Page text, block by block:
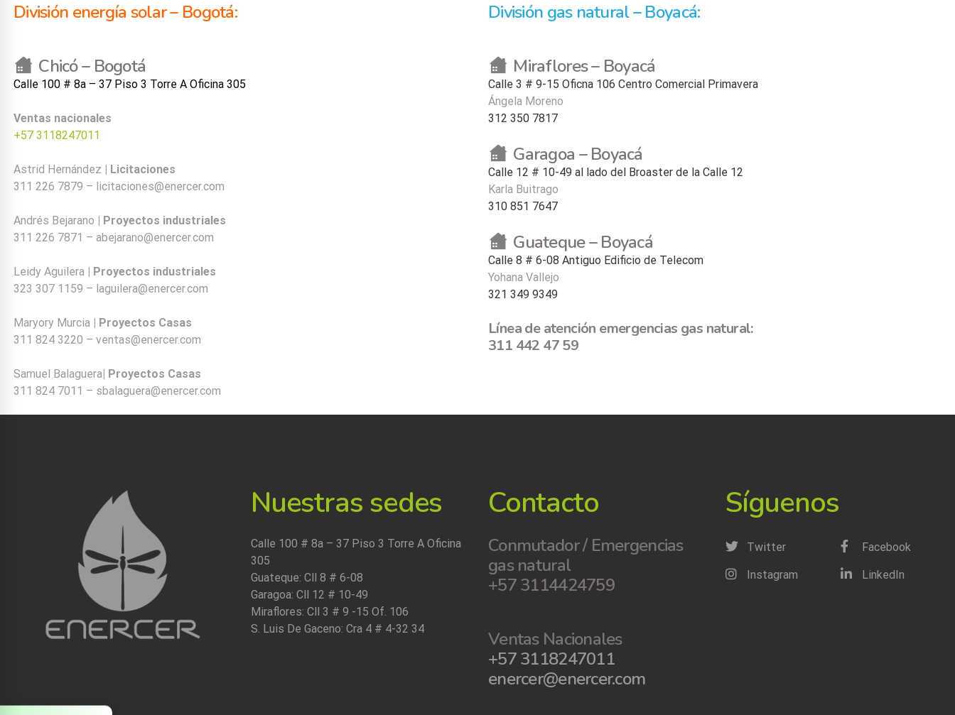
División energía solar – Bogotá:
Chicó – Bogotá
Calle 100 # 8a – 37 Piso 3 Torre A Oficina 305
Ventas nacionales
+57 3118247011
Astrid Hernández | Licitaciones
311 226 7879 – licitaciones@enercer.com
Andrés Bejarano | Proyectos industriales
311 226 7871 – abejarano@enercer.com
Leidy Aguilera | Proyectos industriales
323 307 1159 – laguilera@enercer.com
Maryory Murcia | Proyectos Casas
311 824 3220 – ventas@enercer.com
Samuel Balaguera| Proyectos Casas
311 824 7011 – sbalaguera@enercer.com
División gas natural – Boyacá:
Miraflores – Boyacá
Calle 3 # 9-15 Oficna 106 Centro Comercial Primavera
Ángela Moreno
312 350 7817
Garagoa – Boyacá
Calle 12 # 10-49 al lado del Broaster de la Calle 12
Karla Buitrago
310 851 7647
Guateque – Boyacá
Calle 8 # 6-08 Antiguo Edificio de Telecom
Yohana Vallejo
321 349 9349
Línea de atención emergencias gas natural:
311 442 47 59
Nuestras sedes
Calle 100 # 8a – 37 Piso 3 Torre A Oficina
305
Guateque: Cll 8 # 6-08
Garagoa: Cll 12 # 10-49
Miraflores: Cll 3 # 9 -15 Of. 106
S. Luis De Gaceno: Cra 4 # 4-32 34
Contacto
Conmutador / Emergencias
gas natural
+57 3114424759
Ventas Nacionales
+57 3118247011
enercer@enercer.com
Síguenos
Twitter Facebook
Instagram LinkedIn